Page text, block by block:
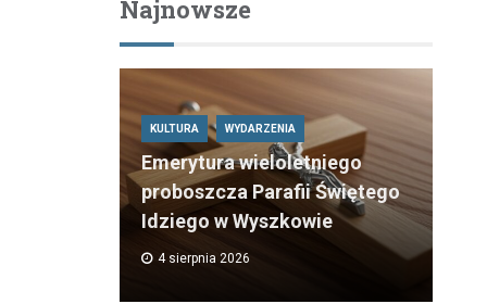
Najnowsze
KULTURA WYDARZENIA
Emerytura wieloletniego
proboszcza Parafii Świętego
Idziego w Wyszkowie
4 sierpnia 2026